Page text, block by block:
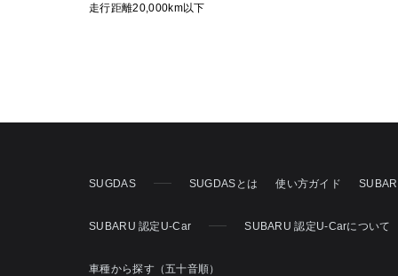
走行距離20,000km以下
SUGDAS SUGDASとは 使い方ガイド
SUBARU 認定U-Car SUBARU 認定U-Carについて
車種から探す（五十音順）